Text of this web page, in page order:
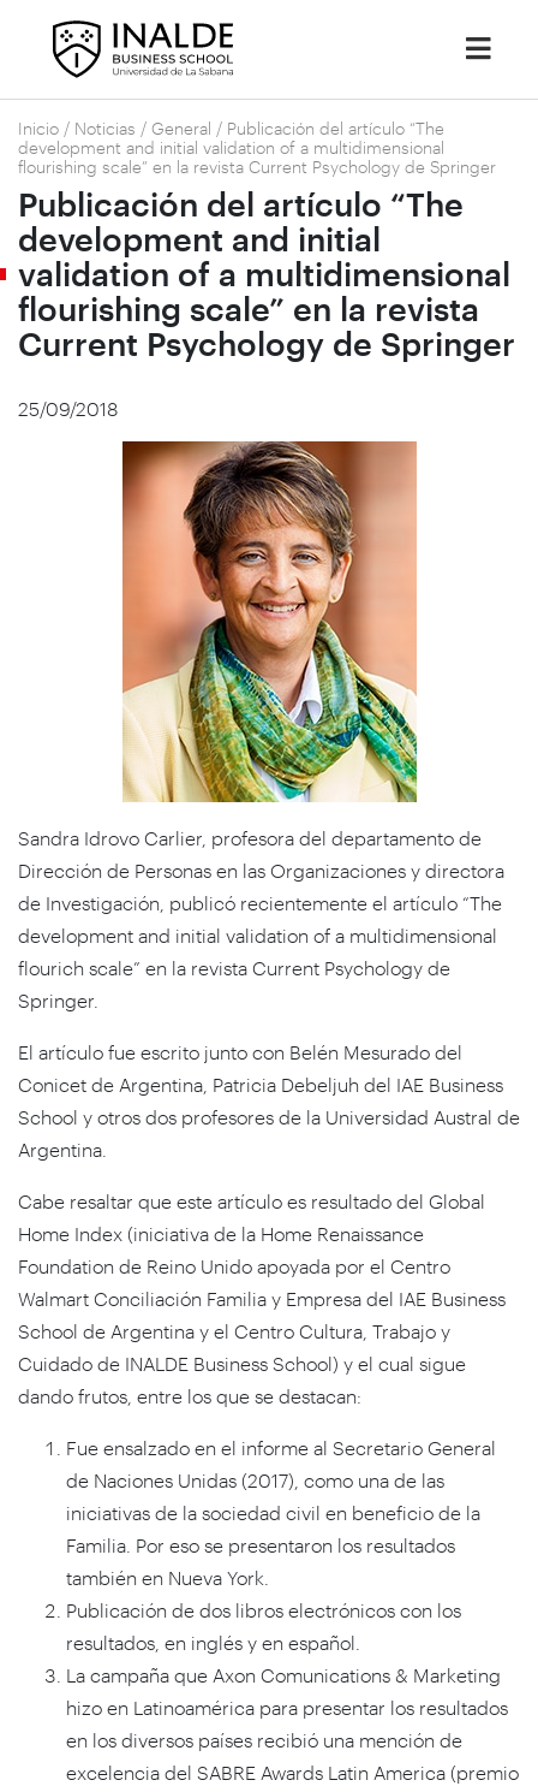
Inicio / Noticias / General / Publicación del artículo “The
development and initial validation of a multidimensional
flourishing scale” en la revista Current Psychology de Springer
Publicación del artículo “The
development and initial
validation of a multidimensional
flourishing scale” en la revista
Current Psychology de Springer
25/09/2018
Sandra Idrovo Carlier, profesora del departamento de
Dirección de Personas en las Organizaciones y directora
de Investigación, publicó recientemente el artículo “The
development and initial validation of a multidimensional
flourich scale” en la revista Current Psychology de
Springer.
El artículo fue escrito junto con Belén Mesurado del
Conicet de Argentina, Patricia Debeljuh del IAE Business
School y otros dos profesores de la Universidad Austral de
Argentina.
Cabe resaltar que este artículo es resultado del Global
Home Index (iniciativa de la Home Renaissance
Foundation de Reino Unido apoyada por el Centro
Walmart Conciliación Familia y Empresa del IAE Business
School de Argentina y el Centro Cultura, Trabajo y
Cuidado de INALDE Business School) y el cual sigue
dando frutos, entre los que se destacan:
Fue ensalzado en el informe al Secretario General
de Naciones Unidas (2017), como una de las
iniciativas de la sociedad civil en beneficio de la
Familia. Por eso se presentaron los resultados
también en Nueva York.
Publicación de dos libros electrónicos con los
resultados, en inglés y en español.
La campaña que Axon Comunications & Marketing
hizo en Latinoamérica para presentar los resultados
en los diversos países recibió una mención de
excelencia del SABRE Awards Latin America (premio